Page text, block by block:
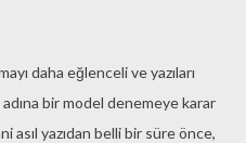
daha eğlenceli ve yazıları
bir model denemeye karar
asıl yazıdan belli bir süre önce,